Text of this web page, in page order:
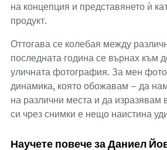
на концепция и представянето ѝ
продукт.
Оттогава се колебая между
последната година се върнах към
уличната фотография. За мен
динамика, която обожавам – да
на различни места и да изразявам
си чрез снимки е нещо наистина
Научете повече за Даниел